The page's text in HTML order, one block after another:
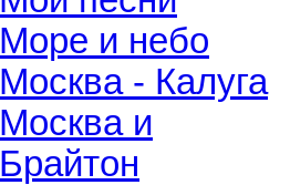
Море и небо
Москва - Калуга
Москва и
Брайтон